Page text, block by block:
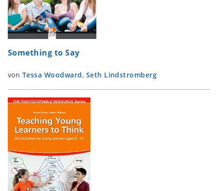
Something to Say
von Tessa Woodward, Seth Lindstromberg